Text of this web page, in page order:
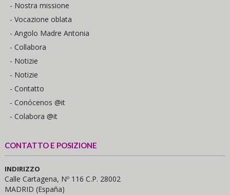
- Nostra missione
- Vocazione oblata
- Angolo Madre Antonia
- Collabora
- Notizie
- Notizie
- Contatto
- Conócenos @it
- Colabora @it
CONTATTO E POSIZIONE
INDIRIZZO
Calle Cartagena, Nº 116 C.P. 28002
MADRID (España)